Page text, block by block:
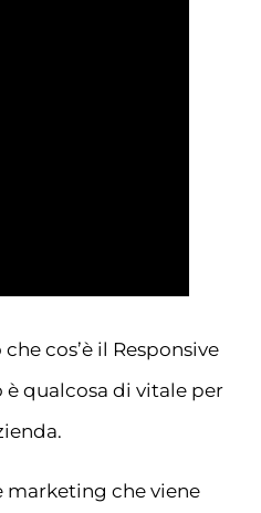
cos’è il Responsive
è qualcosa di vitale per
marketing che viene